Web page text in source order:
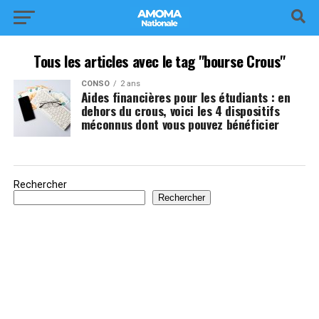
Tous les articles avec le tag "bourse Crous"
CONSO 2 ans
Aides financières pour les étudiants : en
dehors du crous, voici les 4 dispositifs
méconnus dont vous pouvez bénéficier
Rechercher
Rechercher